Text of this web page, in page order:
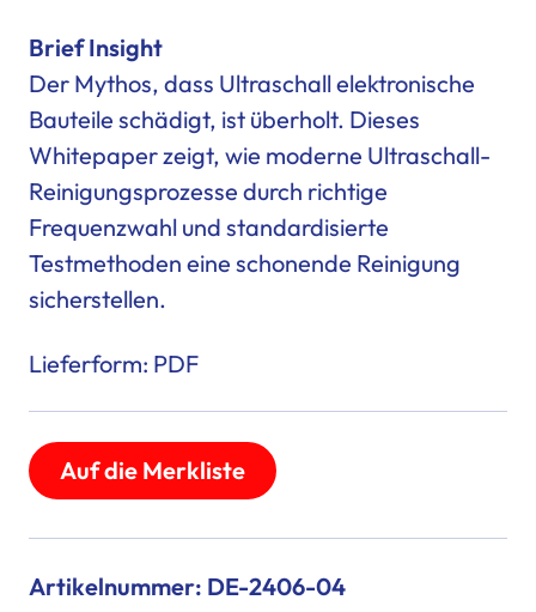
Brief Insight
Der Mythos, dass Ultraschall elektronische
Bauteile schädigt, ist überholt. Dieses
Whitepaper zeigt, wie moderne Ultraschall-
Reinigungsprozesse durch richtige
Frequenzwahl und standardisierte
Testmethoden eine schonende Reinigung
sicherstellen.
Lieferform: PDF
Auf die Merkliste
Artikelnummer: DE-2406-04